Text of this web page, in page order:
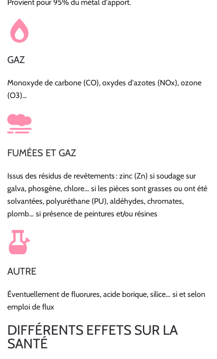
Provient pour 95% du métal d'apport.
GAZ
Monoxyde de carbone (CO), oxydes d'azotes (NOx), ozone
(O3)...
FUMÉES ET GAZ
Issus des résidus de revêtements : zinc (Zn) si soudage sur
galva, phosgène, chlore… si les pièces sont grasses ou ont été
solvantées, polyuréthane (PU), aldéhydes, chromates,
plomb… si présence de peintures et/ou résines
AUTRE
Éventuellement de fluorures, acide borique, silice… si et selon
emploi de flux
DIFFÉRENTS EFFETS SUR LA
SANTÉ